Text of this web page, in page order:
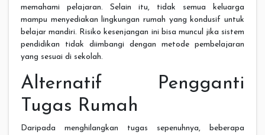
memahami pelajaran. Selain itu, tidak semua keluarga
mampu menyediakan lingkungan rumah yang kondusif untuk
belajar mandiri. Risiko kesenjangan ini bisa muncul jika sistem
pendidikan tidak diimbangi dengan metode pembelajaran
yang sesuai di sekolah.
Alternatif Pengganti
Tugas Rumah
Daripada menghilangkan tugas sepenuhnya, beberapa